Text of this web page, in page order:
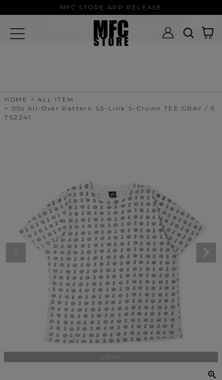
MFC STORE APP RELEASE
HOME
ALL ITEM
00s All-Over Pattern SS-Link S-Crown TEE GRAY / S
TS2241
GRAY
MFC STORE
MFC STORE/EXAMPLE 公式アプリ -
Google Play